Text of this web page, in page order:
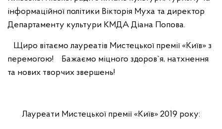
інформаційної політики Вікторія Муха та директор
Департаменту культури КМДА Діана Попова.
Щиро вітаємо лауреатів Мистецької премії «Київ» з
перемогою! Бажаємо міцного здоров`я, натхнення
та нових творчих звершень!
Лауреати Мистецької премії «Київ» 2019 року: